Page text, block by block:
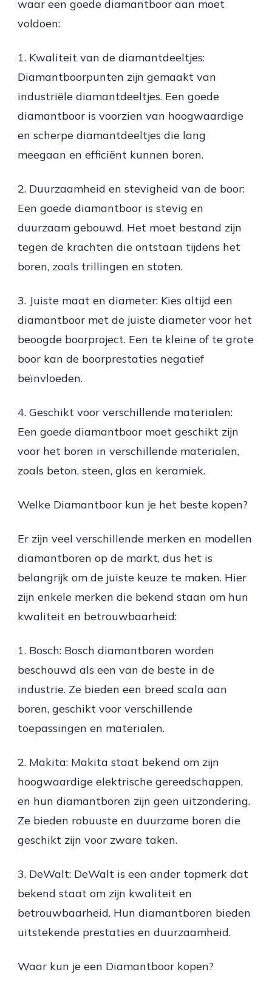
waar een goede diamantboor aan moet
voldoen:
1. Kwaliteit van de diamantdeeltjes:
Diamantboorpunten zijn gemaakt van
industriële diamantdeeltjes. Een goede
diamantboor is voorzien van hoogwaardige
en scherpe diamantdeeltjes die lang
meegaan en efficiënt kunnen boren.
2. Duurzaamheid en stevigheid van de boor:
Een goede diamantboor is stevig en
duurzaam gebouwd. Het moet bestand zijn
tegen de krachten die ontstaan tijdens het
boren, zoals trillingen en stoten.
3. Juiste maat en diameter: Kies altijd een
diamantboor met de juiste diameter voor het
beoogde boorproject. Een te kleine of te grote
boor kan de boorprestaties negatief
beïnvloeden.
4. Geschikt voor verschillende materialen:
Een goede diamantboor moet geschikt zijn
voor het boren in verschillende materialen,
zoals beton, steen, glas en keramiek.
Welke Diamantboor kun je het beste kopen?
Er zijn veel verschillende merken en modellen
diamantboren op de markt, dus het is
belangrijk om de juiste keuze te maken. Hier
zijn enkele merken die bekend staan om hun
kwaliteit en betrouwbaarheid:
1. Bosch: Bosch diamantboren worden
beschouwd als een van de beste in de
industrie. Ze bieden een breed scala aan
boren, geschikt voor verschillende
toepassingen en materialen.
2. Makita: Makita staat bekend om zijn
hoogwaardige elektrische gereedschappen,
en hun diamantboren zijn geen uitzondering.
Ze bieden robuuste en duurzame boren die
geschikt zijn voor zware taken.
3. DeWalt: DeWalt is een ander topmerk dat
bekend staat om zijn kwaliteit en
betrouwbaarheid. Hun diamantboren bieden
uitstekende prestaties en duurzaamheid.
Waar kun je een Diamantboor kopen?